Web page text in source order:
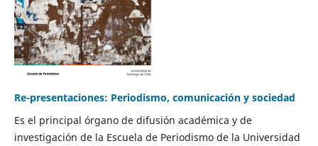
Re-presentaciones: Periodismo, comunicación y sociedad
Es el principal órgano de difusión académica y de
investigación de la Escuela de Periodismo de la Universidad